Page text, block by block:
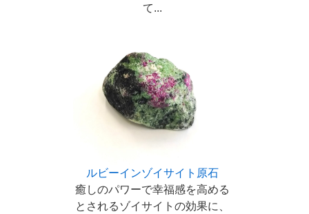
て...
ルビーインゾイサイト原石
癒しのパワーで幸福感を高める
とされるゾイサイトの効果に、